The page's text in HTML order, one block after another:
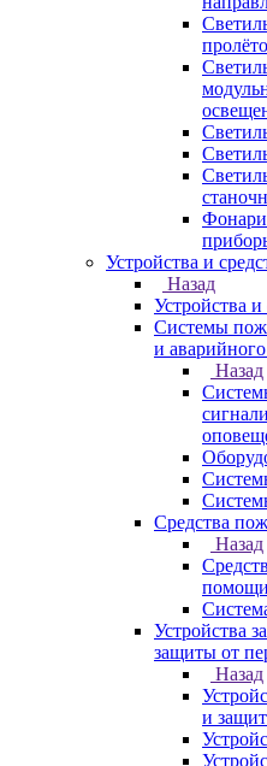
Фонари
Устройства и
Назад
Устройства и
Системы
и
Назад
Средства
Назад
помощи
Устройства
защиты от
Назад
и